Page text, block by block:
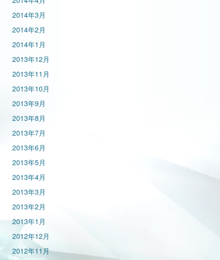
2014年3月
2014年2月
2014年1月
2013年12月
2013年11月
2013年10月
2013年9月
2013年8月
2013年7月
2013年6月
2013年5月
2013年4月
2013年3月
2013年2月
2013年1月
2012年12月
2012年11月